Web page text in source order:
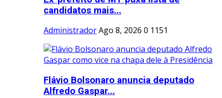
candidatos mais...
AdministradorAgo 8, 2026 0 1151
Flávio Bolsonaro anuncia deputado
Alfredo Gaspar...